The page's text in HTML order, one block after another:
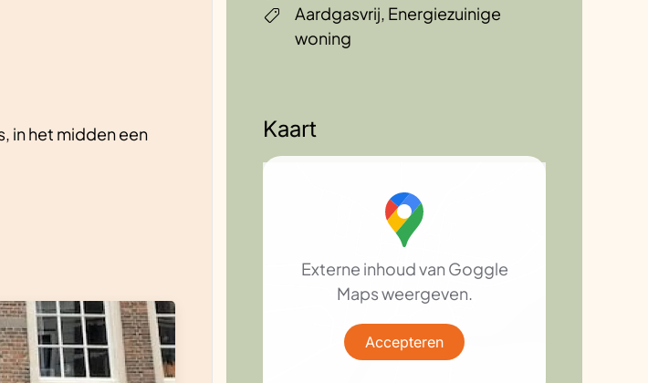
in het midden een
Aardgasvrij, Energiezuinige
woning
Kaart
Externe inhoud van Goggle
Maps weergeven.
Accepteren